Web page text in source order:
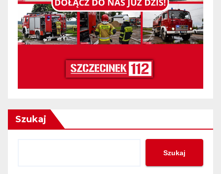
Szukaj
Szukaj